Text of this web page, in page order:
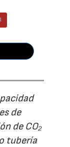
de
de CO₂
tubería